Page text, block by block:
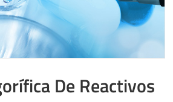
De Reactivos